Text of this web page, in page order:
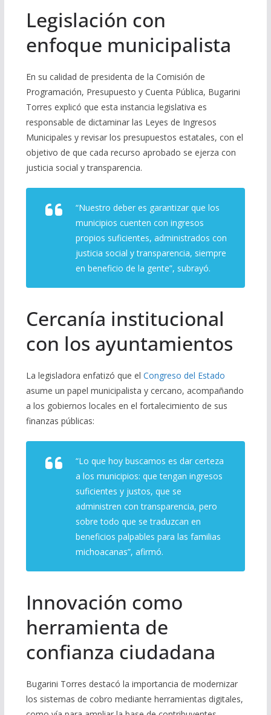
Legislación con
enfoque municipalista
En su calidad de presidenta de la Comisión de
Programación, Presupuesto y Cuenta Pública, Bugarini
Torres explicó que esta instancia legislativa es
responsable de dictaminar las Leyes de Ingresos
Municipales y revisar los presupuestos estatales, con el
objetivo de que cada recurso aprobado se ejerza con
justicia social y transparencia.
“Nuestro deber es garantizar que los
municipios cuenten con ingresos
propios suficientes, administrados con
justicia social y transparencia, siempre
en beneficio de la gente”, subrayó.
Cercanía institucional
con los ayuntamientos
La legisladora enfatizó que el Congreso del Estado
asume un papel municipalista y cercano, acompañando
a los gobiernos locales en el fortalecimiento de sus
finanzas públicas:
“Lo que hoy buscamos es dar certeza
a los municipios: que tengan ingresos
suficientes y justos, que se
administren con transparencia, pero
sobre todo que se traduzcan en
beneficios palpables para las familias
michoacanas”, afirmó.
Innovación como
herramienta de
confianza ciudadana
Bugarini Torres destacó la importancia de modernizar
los sistemas de cobro mediante herramientas digitales,